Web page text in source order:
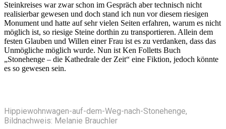
Steinkreises war zwar schon im Gespräch aber technisch nicht
realisierbar gewesen und doch stand ich nun vor diesem riesigen
Monument und hatte auf sehr vielen Seiten erfahren, warum es nicht
möglich ist, so riesige Steine dorthin zu transportieren. Allein dem
festen Glauben und Willen einer Frau ist es zu verdanken, dass das
Unmögliche möglich wurde. Nun ist Ken Folletts Buch
„Stonehenge – die Kathedrale der Zeit“ eine Fiktion, jedoch könnte
es so gewesen sein.
Hippiewohnwagen-auf-dem-Weg-nach-Stonehenge,
Bildnachweis: Melanie Brauchler